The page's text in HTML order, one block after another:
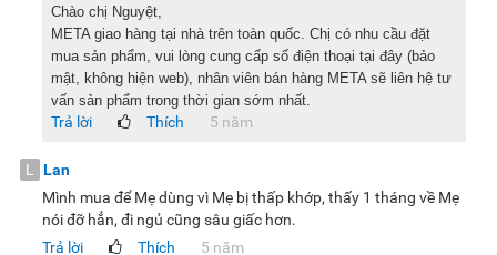
Chào chị Nguyệt,
META giao hàng tại nhà trên toàn quốc. Chị có nhu cầu đặt
mua sản phẩm, vui lòng cung cấp số điện thoại tại đây (bảo
mật, không hiện web), nhân viên bán hàng META sẽ liên hệ tư
vấn sản phẩm trong thời gian sớm nhất.
Trả lời Thích 5 năm
L Lan
Mình mua để Mẹ dùng vì Mẹ bị thấp khớp, thấy 1 tháng về Mẹ
nói đỡ hẳn, đi ngủ cũng sâu giấc hơn.
Trả lời
Thích 5 năm